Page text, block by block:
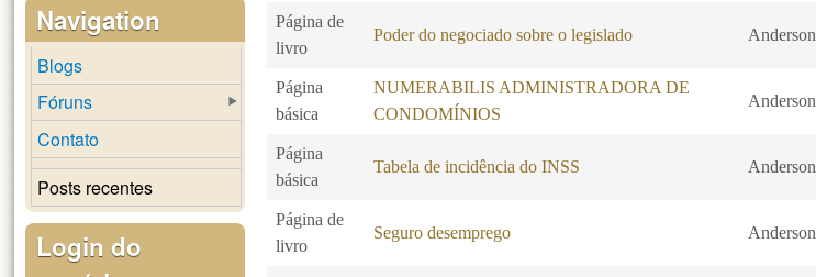
Página de
livro
Poder do negociado sobre o legislado Anderson
Página
básica
NUMERABILIS ADMINISTRADORA DE
CONDOMÍNIOS
Anderson
Página
básica
Tabela de incidência do INSS Anderson
Página de
livro
Seguro desemprego Anderson
Navigation
Blogs
Fóruns
Contato
Posts recentes
Login do